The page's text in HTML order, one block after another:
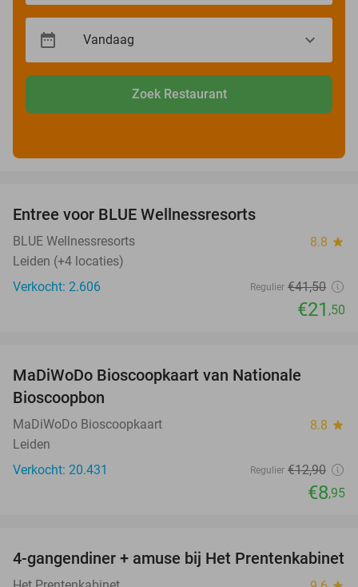
Zoek Restaurant
Entree voor BLUE Wellnessresorts
BLUE Wellnessresorts 8.8 star
Leiden (+4 locaties)
Verkocht: 2.606
Regulier €41,50
€21 ,50
MaDiWoDo Bioscoopkaart van Nationale
Bioscoopbon
MaDiWoDo Bioscoopkaart 8.8 star
Leiden
Verkocht: 20.431
Regulier €12,90
€8,95
37%
4-gangendiner + amuse bij Het Prentenkabinet